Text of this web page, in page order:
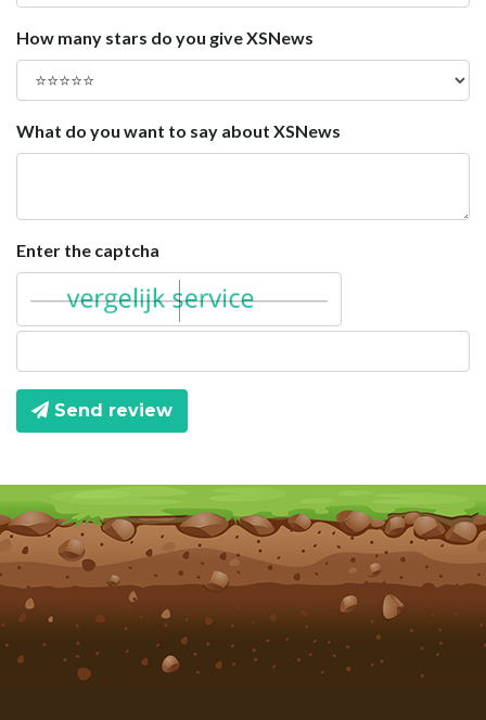
How many stars do you give XSNews
What do you want to say about XSNews
Enter the captcha
Send review